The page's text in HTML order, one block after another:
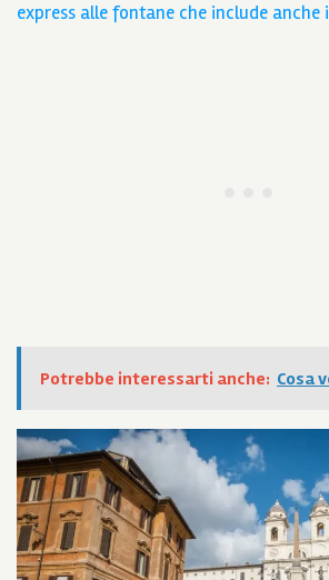
express alle fontane che include anche
Potrebbe interessarti anche: Cosa